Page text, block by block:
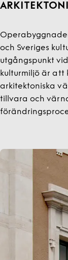
och Sveriges
utgångspunkt
kulturmiljö är att
arkitektoniska
tillvara och